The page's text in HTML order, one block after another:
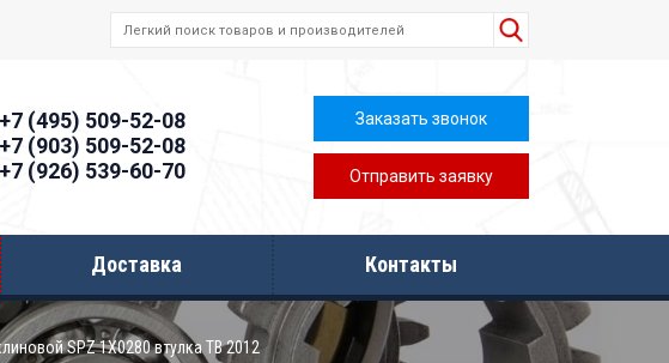
+7 (495) 509-52-08
+7 (903) 509-52-08
+7 (926) 539-60-70
Заказать звонок
Отправить заявку
Доставка Контакты
SPZ 1Х0280 втулка ТВ 2012